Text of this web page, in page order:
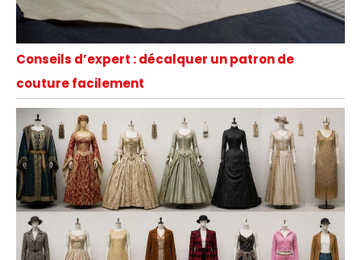
Conseils d’expert : décalquer un patron de
couture facilement